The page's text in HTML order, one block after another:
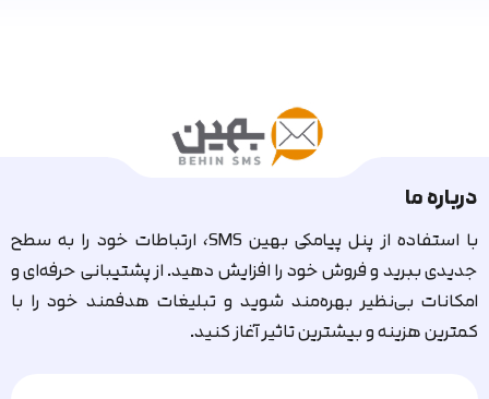
درباره ما
با استفاده از پنل پیامکی بهین SMS، ارتباطات خود را به سطح
جدیدی ببرید و فروش خود را افزایش دهید. از پشتیبانی حرفه‌ای و
امکانات بی‌نظیر بهره‌مند شوید و تبلیغات هدفمند خود را با
کمترین هزینه و بیشترین تاثیر آغاز کنید.